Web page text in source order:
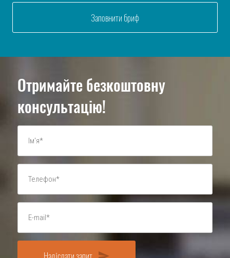
Заповнити бриф
Отримайте безкоштовну
консультацію!